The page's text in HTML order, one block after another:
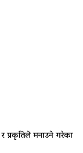
प्रकृतिले मनाउने गरेका